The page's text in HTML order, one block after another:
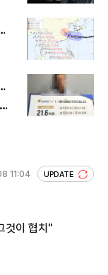
11:04 UPDATE
것이 협치"